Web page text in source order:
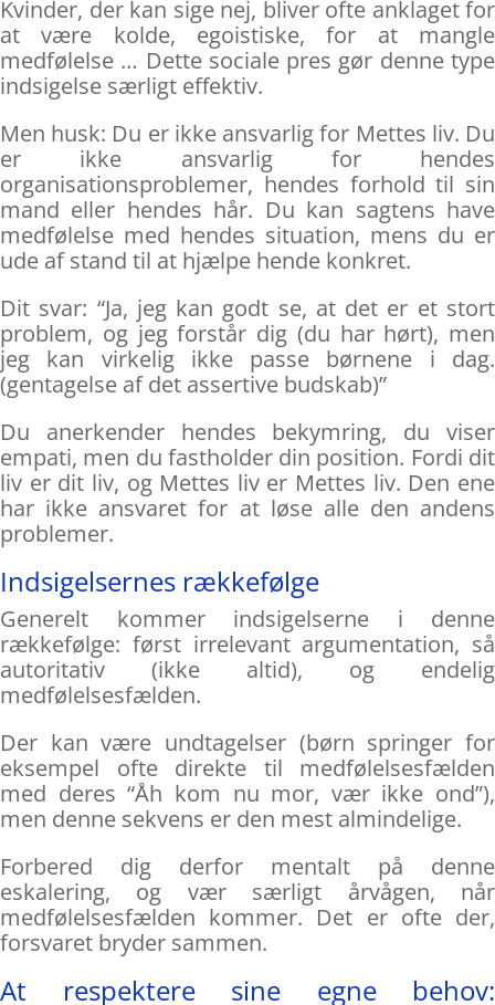
Kvinder, der kan sige nej, bliver ofte anklaget for
at være kolde, egoistiske, for at mangle
medfølelse … Dette sociale pres gør denne type
indsigelse særligt effektiv.
Men husk: Du er ikke ansvarlig for Mettes liv. Du
er ikke ansvarlig for hendes
organisationsproblemer, hendes forhold til sin
mand eller hendes hår. Du kan sagtens have
medfølelse med hendes situation, mens du er
ude af stand til at hjælpe hende konkret.
Dit svar: “Ja, jeg kan godt se, at det er et stort
problem, og jeg forstår dig (du har hørt), men
jeg kan virkelig ikke passe børnene i dag.
(gentagelse af det assertive budskab)”
Du anerkender hendes bekymring, du viser
empati, men du fastholder din position. Fordi dit
liv er dit liv, og Mettes liv er Mettes liv. Den ene
har ikke ansvaret for at løse alle den andens
problemer.
Indsigelsernes rækkefølge
Generelt kommer indsigelserne i denne
rækkefølge: først irrelevant argumentation, så
autoritativ (ikke altid), og endelig
medfølelsesfælden.
Der kan være undtagelser (børn springer for
eksempel ofte direkte til medfølelsesfælden
med deres “Åh kom nu mor, vær ikke ond”),
men denne sekvens er den mest almindelige.
Forbered dig derfor mentalt på denne
eskalering, og vær særligt årvågen, når
medfølelsesfælden kommer. Det er ofte der,
forsvaret bryder sammen.
At respektere sine egne behov: